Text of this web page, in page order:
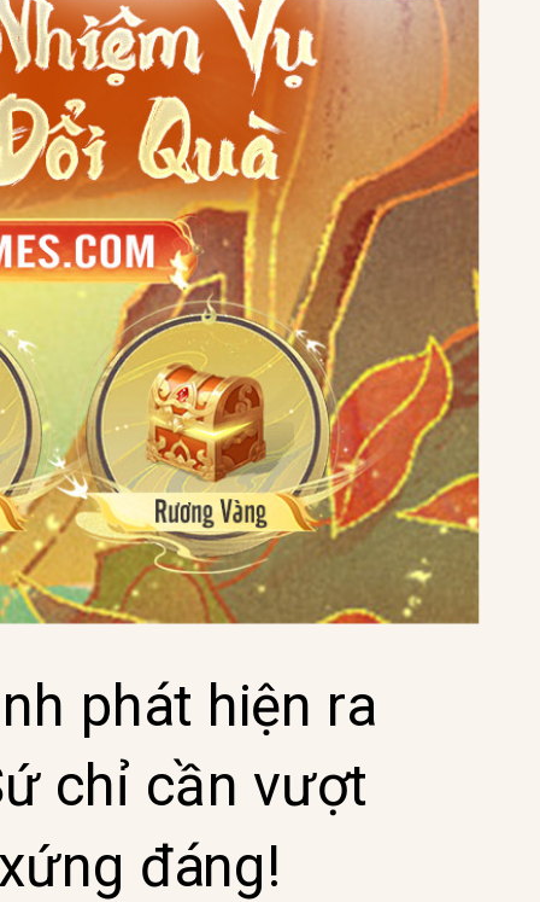
phát hiện ra
chỉ cần vượt
đáng!